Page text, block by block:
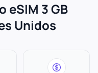
eSIM 3 GB
Unidos